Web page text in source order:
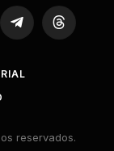
TelegramThreads
reservados.